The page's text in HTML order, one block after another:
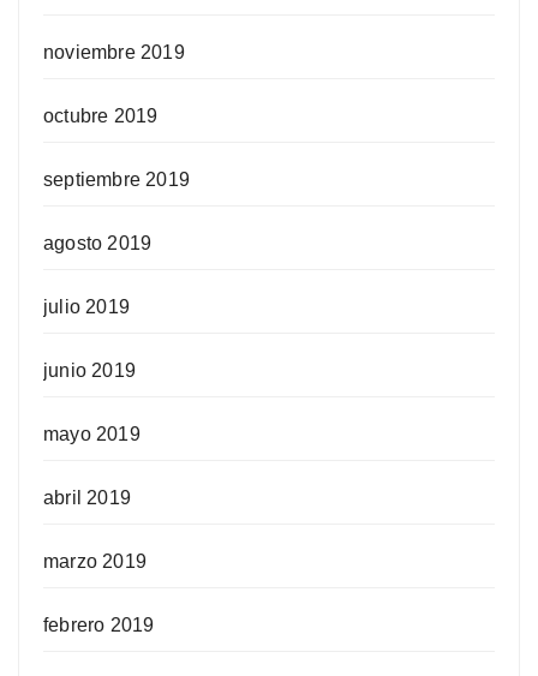
noviembre 2019
octubre 2019
septiembre 2019
agosto 2019
julio 2019
junio 2019
mayo 2019
abril 2019
marzo 2019
febrero 2019